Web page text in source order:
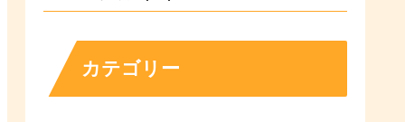
カテゴリー